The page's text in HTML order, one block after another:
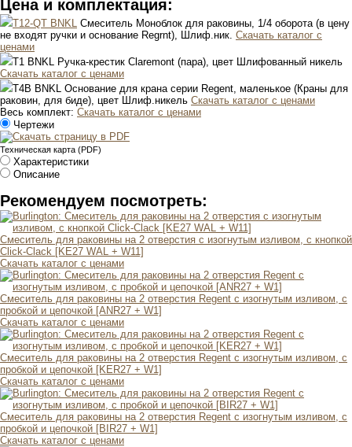
Цена и комплектация:
T12-QT BNKL Смеситель Моноблок для раковины, 1/4 оборота (в цену
не входят ручки и основание Regrnt), Шлиф.ник. Скачать каталог с
ценами
T1 BNKL Ручка-крестик Claremont (пара), цвет Шлифованный никель
Скачать каталог с ценами
T4B BNKL Основание для крана серии Regent, маленькое (Краны для
раковин, для биде), цвет Шлиф.никель Скачать каталог с ценами
Весь комплект: Скачать каталог с ценами
Чертежи
Техническая карта (PDF)
Характеристики
Описание
Рекомендуем посмотреть:
Смеситель для раковины на 2 отверстия с изогнутым изливом, с кнопкой
Click-Clack [KE27 WAL + W11]
Скачать каталог с ценами
Смеситель для раковины на 2 отверстия Regent с изогнутым изливом, с
пробкой и цепочкой [ANR27 + W1]
Скачать каталог с ценами
Смеситель для раковины на 2 отверстия Regent с изогнутым изливом, с
пробкой и цепочкой [KER27 + W1]
Скачать каталог с ценами
Смеситель для раковины на 2 отверстия Regent с изогнутым изливом, с
пробкой и цепочкой [BIR27 + W1]
Скачать каталог с ценами